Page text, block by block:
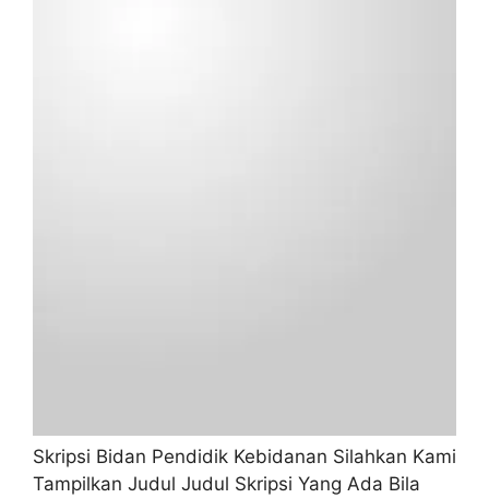
Skripsi Bidan Pendidik Kebidanan Silahkan Kami
Tampilkan Judul Judul Skripsi Yang Ada Bila